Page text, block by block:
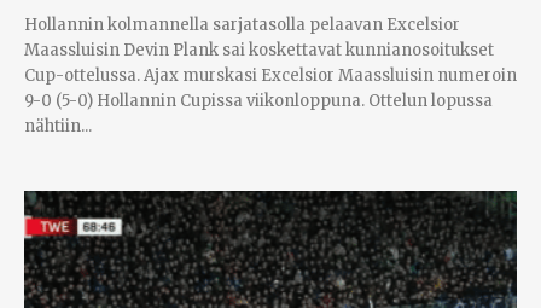
Hollannin kolmannella sarjatasolla pelaavan Excelsior
Maassluisin Devin Plank sai koskettavat kunnianosoitukset
Cup-ottelussa. Ajax murskasi Excelsior Maassluisin numeroin
9-0 (5-0) Hollannin Cupissa viikonloppuna. Ottelun lopussa
nähtiin...